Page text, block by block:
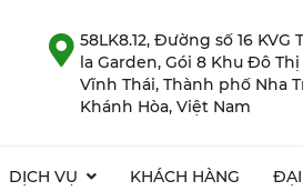
DỊCH VỤ KHÁCH HÀNG ĐẠI
58LK8.12, Đường số 16 KVG
la Garden, Gói 8 Khu Đô Thị
Vĩnh Thái, Thành phố Nha
Khánh Hòa, Việt Nam